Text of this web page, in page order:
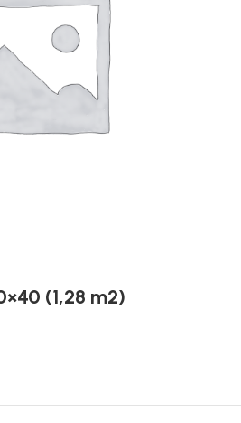
(1,28 m2)